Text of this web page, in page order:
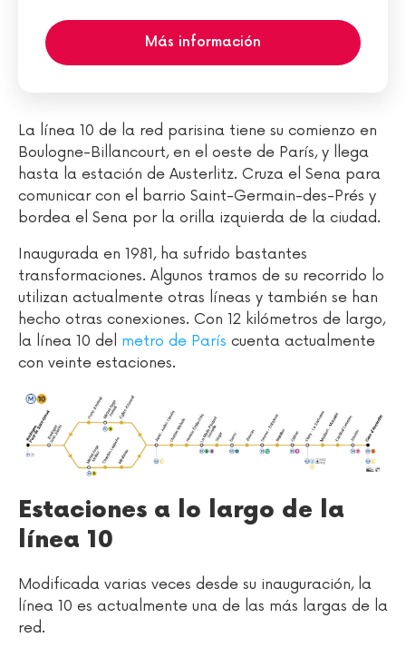
Más información
La línea 10 de la red parisina tiene su comienzo en
Boulogne-Billancourt, en el oeste de París, y llega
hasta la estación de Austerlitz. Cruza el Sena para
comunicar con el barrio Saint-Germain-des-Prés y
bordea el Sena por la orilla izquierda de la ciudad.
Inaugurada en 1981, ha sufrido bastantes
transformaciones. Algunos tramos de su recorrido lo
utilizan actualmente otras líneas y también se han
hecho otras conexiones. Con 12 kilómetros de largo,
la línea 10 del metro de París cuenta actualmente
con veinte estaciones.
Estaciones a lo largo de la
línea 10
Modificada varias veces desde su inauguración, la
línea 10 es actualmente una de las más largas de la
red.